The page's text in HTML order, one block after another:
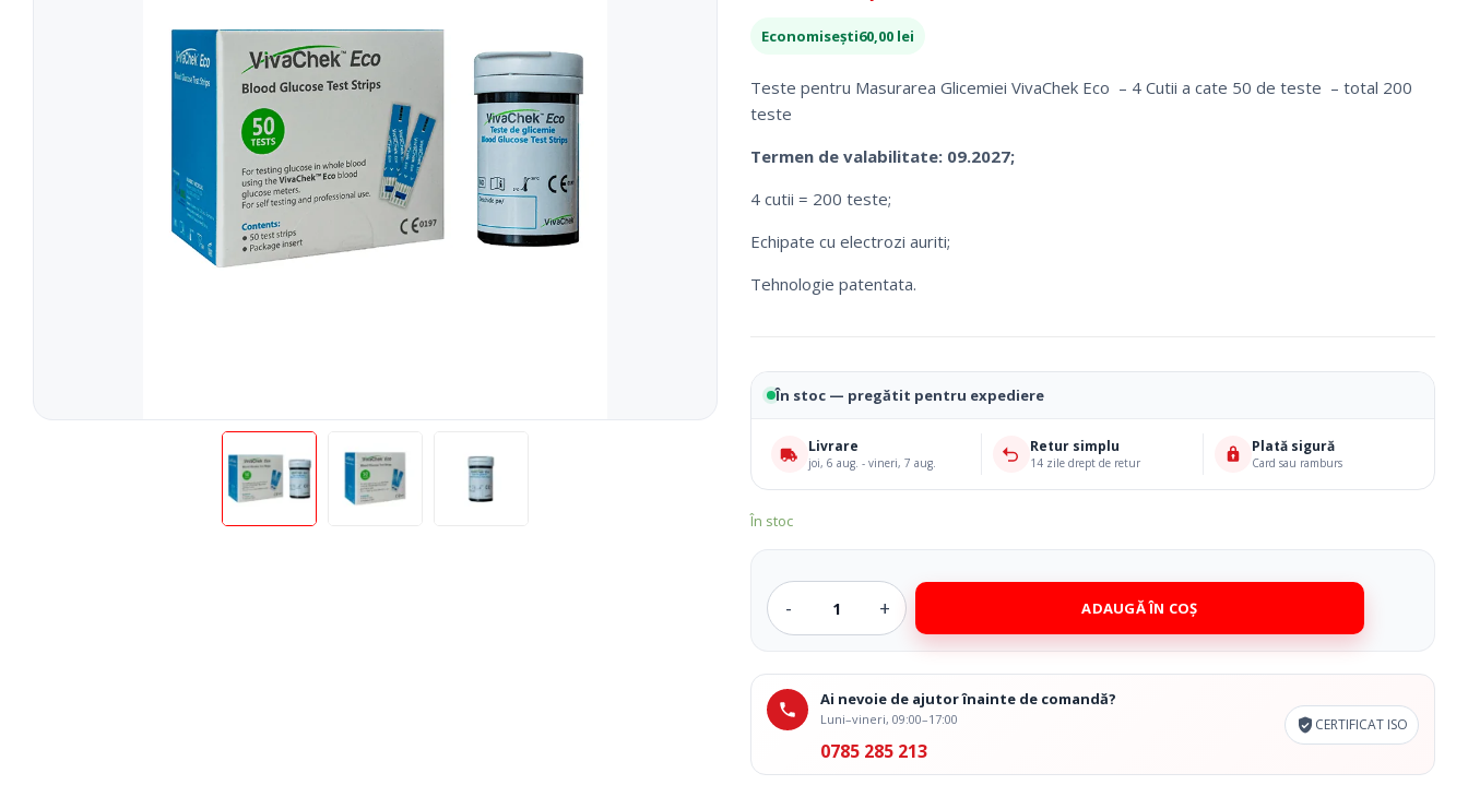
Fotolii Rulante
Accesorii Dispozitive
Produse Pentru Mama Si Bebe Consumabile Medicale
Teste Rapide De Autotestare Resigilate
inițial
a
fost:
260,00 lei.
curent
este:
200,00 lei.
Economisești60,00 lei
Teste pentru Masurarea Glicemiei VivaChek Eco – 4 Cutii a cate 50 de teste – total 200
teste
Termen de valabilitate: 09.2027;
4 cutii = 200 teste;
Echipate cu electrozi auriti;
Tehnologie patentata.
În stoc — pregătit pentru expediere
Livrare
joi, 6 aug. - vineri, 7 aug.
Retur simplu
14 zile drept de retur
Plată sigură
Card sau ramburs
În stoc
ADAUGĂ ÎN COȘ
Ai nevoie de ajutor înainte de comandă?
Luni–vineri, 09:00–17:00
0785 285 213
CERTIFICAT ISO